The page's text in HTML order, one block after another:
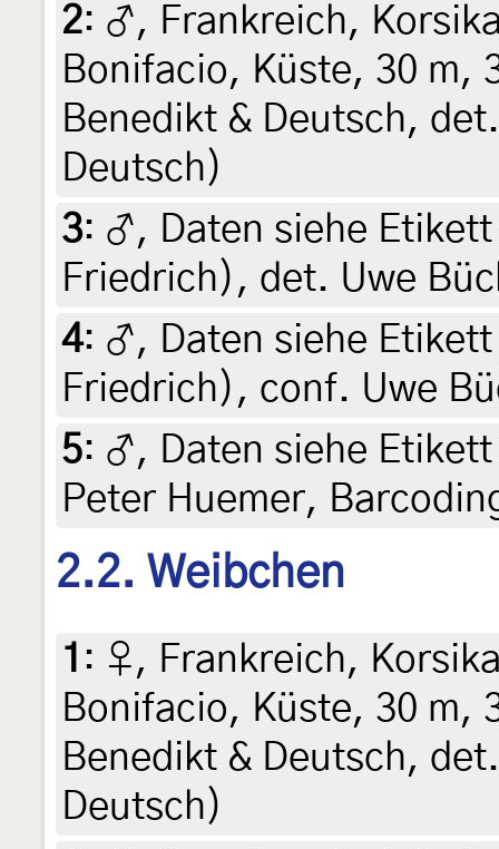
2: ♂, Frankreich,
Bonifacio, Küste, 30 m,
Benedikt & Deutsch,
Deutsch)
3: ♂, Daten siehe
Friedrich), det. Uwe
4: ♂, Daten siehe
Friedrich), conf. Uwe
5: ♂, Daten siehe
Peter Huemer,
2.2. Weibchen
1 : ♀, Frankreich,
Bonifacio, Küste, 30 m,
Benedikt & Deutsch,
Deutsch)